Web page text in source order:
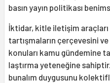
basın yayın politikası
İktidar, kitle iletişim
tartışmaların çerçevesini
konuları kamu gündemine
laştırma yeteneğine
bunalım duygusunu